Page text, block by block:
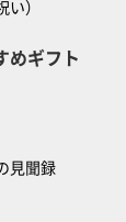
い）
めギフト
見聞録